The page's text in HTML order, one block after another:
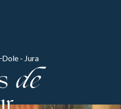
Dole - Jura
de